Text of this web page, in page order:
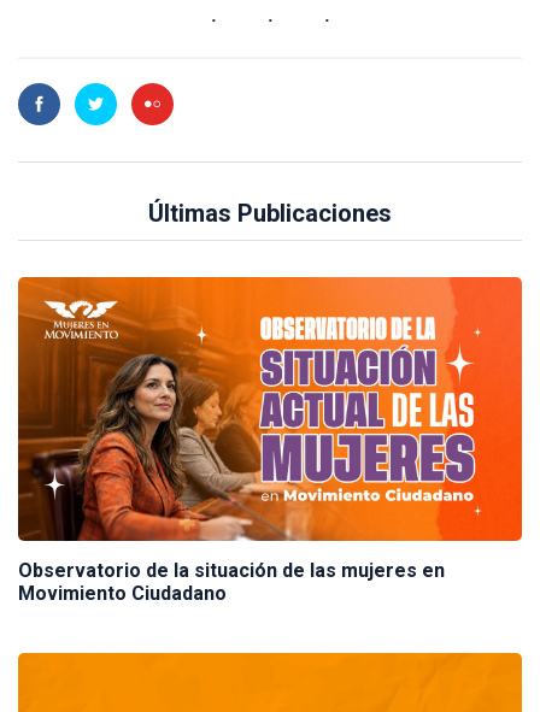
Últimas Publicaciones
Observatorio de la situación de las mujeres en
Movimiento Ciudadano